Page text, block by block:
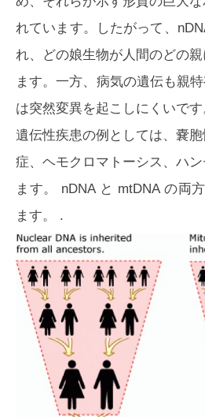
れています。したがって、
れ、どの娘生物が人間のどの
ます。一方、病気の遺伝も親
は突然変異を起こしにくいで
遺伝性疾患の例としては、嚢
症、ヘモクロマトーシス、ハ
ます。 nDNA と mtDNA の両
ます。 .